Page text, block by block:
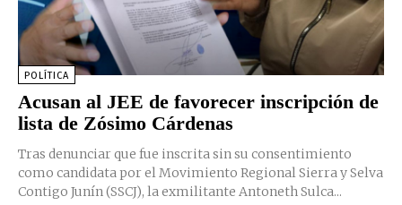
POLÍTICA
Acusan al JEE de favorecer inscripción de
lista de Zósimo Cárdenas
Tras denunciar que fue inscrita sin su consentimiento
como candidata por el Movimiento Regional Sierra y Selva
Contigo Junín (SSCJ), la exmilitante Antoneth Sulca...